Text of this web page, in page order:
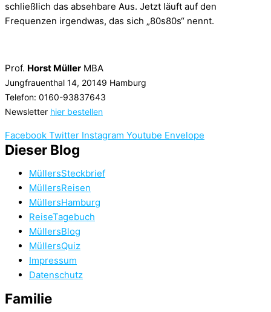
schließlich das absehbare Aus. Jetzt läuft auf den
Frequenzen irgendwas, das sich „80s80s“ nennt.
Prof. Horst Müller MBA
Jungfrauenthal 14, 20149 Hamburg
Telefon: 0160-93837643
Newsletter hier bestellen
Facebook Twitter Instagram Youtube Envelope
Dieser Blog
MüllersSteckbrief
MüllersReisen
MüllersHamburg
ReiseTagebuch
MüllersBlog
MüllersQuiz
Impressum
Datenschutz
Familie